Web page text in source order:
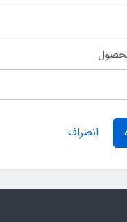
انصراف